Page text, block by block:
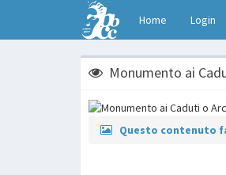
Home Login
Monumento ai
Questo contenuto